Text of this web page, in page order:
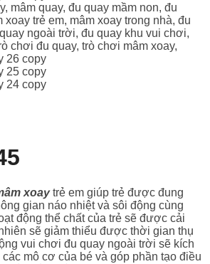
xoaytrẻ em giúp trẻ được đung
gian náo nhiệt và sôi động cùng
động thể chất của trẻ sẽ được cải
sẽ giảm thiểu được thời gian thụ
vui chơi đu quay ngoài trời sẽ kích
mô cơ của bé và góp phần tạo điều